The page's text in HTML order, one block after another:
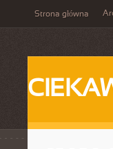
Strona główna